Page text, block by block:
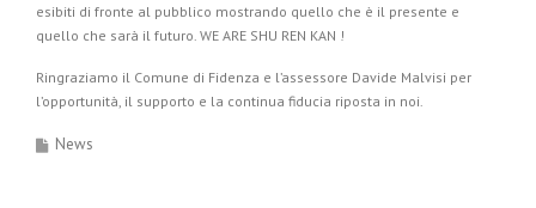
esibiti di fronte al pubblico mostrando quello che è il presente e
quello che sarà il futuro. WE ARE SHU REN KAN !
Ringraziamo il Comune di Fidenza e l’assessore Davide Malvisi per
l’opportunità, il supporto e la continua fiducia riposta in noi.
News